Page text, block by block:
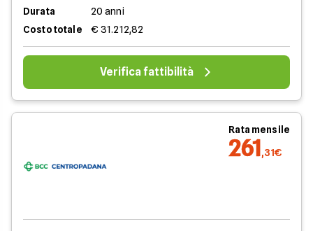
Durata
20 anni
Costo totale
€ 31.212,82
Verifica fattibilità
Rata mensile
261,31€